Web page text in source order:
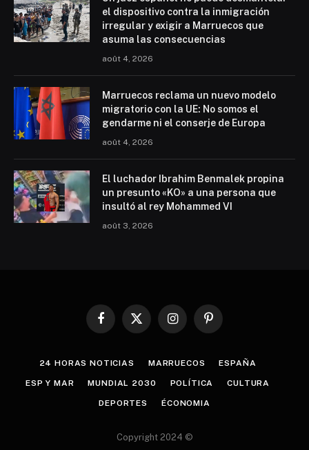
el dispositivo contra la inmigración
irregular y exigir a Marruecos que
asuma las consecuencias
août 4, 2026
Marruecos reclama un nuevo modelo
migratorio con la UE: No somos el
gendarme ni el conserje de Europa
août 4, 2026
El luchador Ibrahim Benmalek propina
un presunto «KO» a una persona que
insultó al rey Mohammed VI
août 3, 2026
Facebook
X
InstagramPinterest
24 HORAS NOTICIAS MARRUECOS ESPAÑA
ESP Y MAR MUNDIAL 2030 POLÍTICA CULTURA
DEPORTES ÉCONOMIA
Copyright 2024 ©